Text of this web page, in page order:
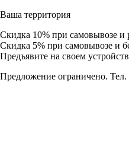
Ваша территория
Скидка 10% при самовывозе и
Скидка 5% при самовывозе и
Предъявите на своем
Предложение ограничено. Тел.